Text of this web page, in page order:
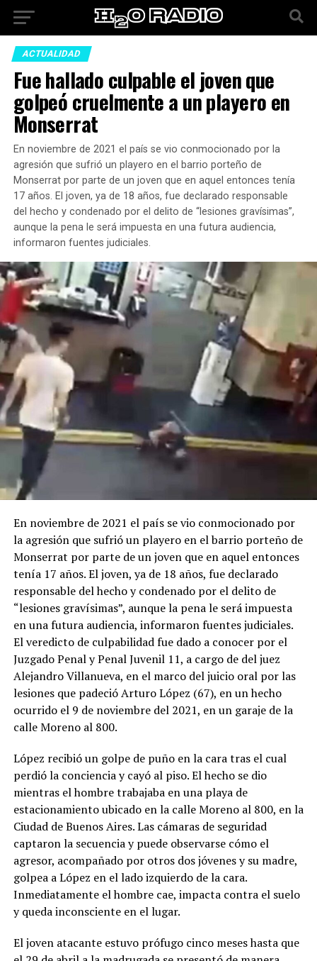
ACTUALIDAD
Fue hallado culpable el joven que
golpeó cruelmente a un playero en
Monserrat
En noviembre de 2021 el país se vio conmocionado por la
agresión que sufrió un playero en el barrio porteño de
Monserrat por parte de un joven que en aquel entonces tenía
17 años. El joven, ya de 18 años, fue declarado responsable
del hecho y condenado por el delito de “lesiones gravísimas”,
aunque la pena le será impuesta en una futura audiencia,
informaron fuentes judiciales.
En noviembre de 2021 el país se vio conmocionado por
la agresión que sufrió un playero en el barrio porteño de
Monserrat por parte de un joven que en aquel entonces
tenía 17 años. El joven, ya de 18 años, fue declarado
responsable del hecho y condenado por el delito de
“lesiones gravísimas”, aunque la pena le será impuesta
en una futura audiencia, informaron fuentes judiciales.
El veredicto de culpabilidad fue dado a conocer por el
Juzgado Penal y Penal Juvenil 11, a cargo de del juez
Alejandro Villanueva, en el marco del juicio oral por las
lesiones que padeció Arturo López (67), en un hecho
ocurrido el 9 de noviembre del 2021, en un garaje de la
calle Moreno al 800.
López recibió un golpe de puño en la cara tras el cual
perdió la conciencia y cayó al piso. El hecho se dio
mientras el hombre trabajaba en una playa de
estacionamiento ubicado en la calle Moreno al 800, en la
Ciudad de Buenos Aires. Las cámaras de seguridad
captaron la secuencia y puede observarse cómo el
agresor, acompañado por otros dos jóvenes y su madre,
golpea a López en el lado izquierdo de la cara.
Inmediatamente el hombre cae, impacta contra el suelo
y queda inconsciente en el lugar.
El joven atacante estuvo prófugo cinco meses hasta que